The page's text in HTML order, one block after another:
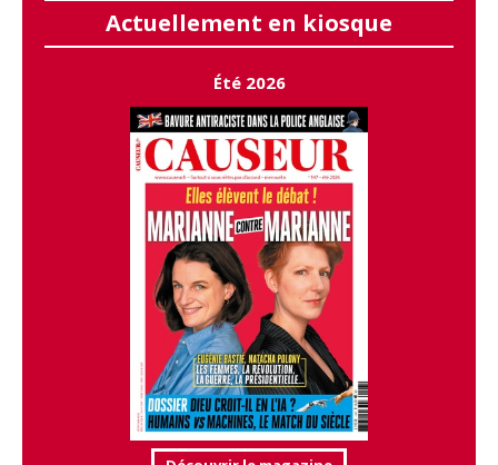
Actuellement en kiosque
Été 2026